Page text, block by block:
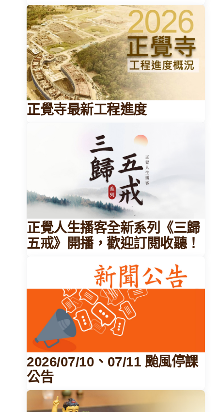
正覺寺最新工程進度
正覺人生播客全新系列《三歸
五戒》開播，歡迎訂閱收聽！
2026/07/10、07/11 颱風停課
公告